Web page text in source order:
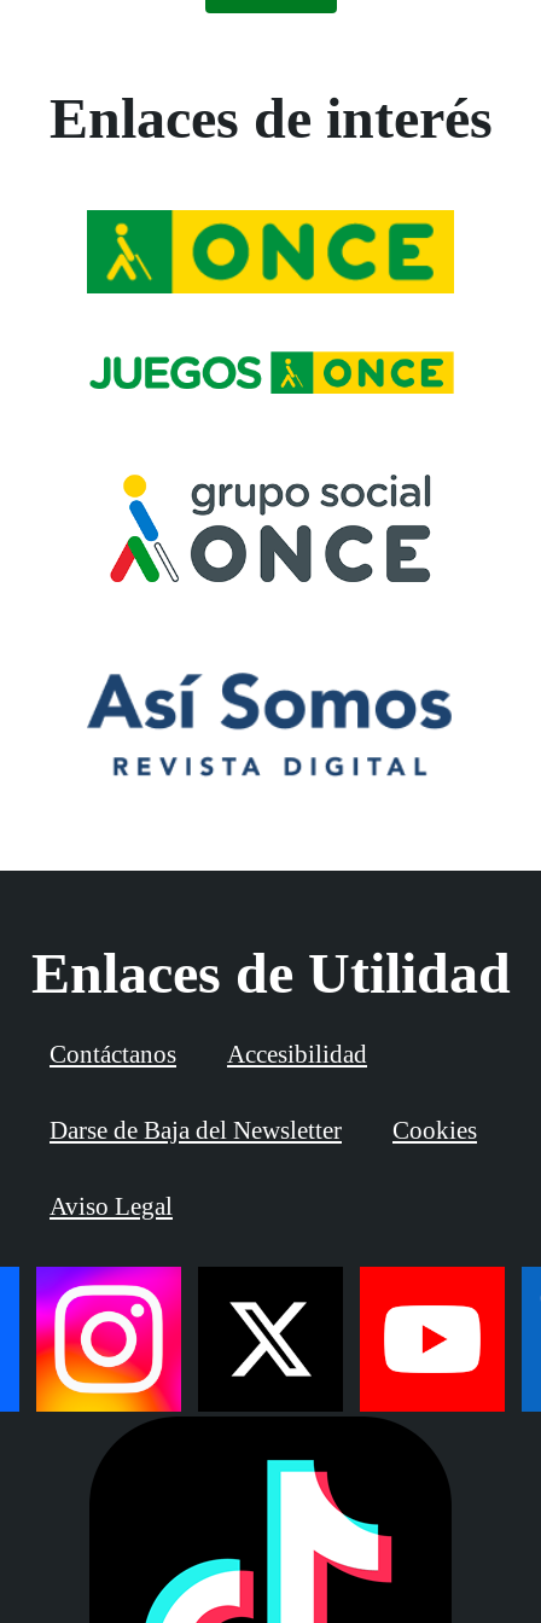
Enlaces de interés
Enlaces de Utilidad
Contáctanos Accesibilidad
Darse de Baja del Newsletter Cookies
Aviso Legal